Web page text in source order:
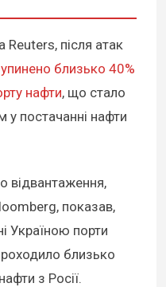
Reuters, після атак
близько 40%
нафти, що стало
постачанні нафти
відвантаження,
показав,
Україною порти
близько
з Росії.